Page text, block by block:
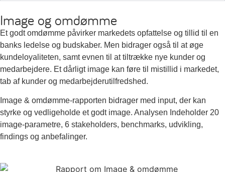
Image og omdømme
Et godt omdømme påvirker markedets opfattelse og tillid til en
banks ledelse og budskaber. Men bidrager også til at øge
kundeloyaliteten, samt evnen til at tiltrække nye kunder og
medarbejdere. Et dårligt image kan føre til mistillid i markedet,
tab af kunder og medarbejderutilfredshed.
Image & omdømme-rapporten bidrager med input, der kan
styrke og vedligeholde et godt image. Analysen Indeholder 20
image-parametre, 6 stakeholders, benchmarks, udvikling,
findings og anbefalinger.